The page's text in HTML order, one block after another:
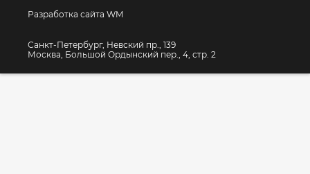
Разработка сайта WM
Санкт-Петербург, Невский пр., 139
Москва, Большой Ордынский пер., 4, стр. 2